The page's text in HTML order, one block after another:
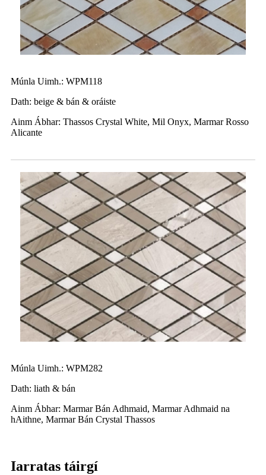
Múnla Uimh.: WPM118
Dath: beige & bán & oráiste
Ainm Ábhar: Thassos Crystal White, Mil Onyx, Marmar Rosso
Alicante
Múnla Uimh.: WPM282
Dath: liath & bán
Ainm Ábhar: Marmar Bán Adhmaid, Marmar Adhmaid na
hAithne, Marmar Bán Crystal Thassos
Iarratas táirgí